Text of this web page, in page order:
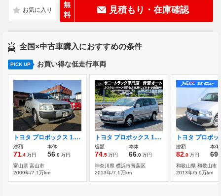
無
料
見積もり・在庫確認
全国×中古車購入におすすめの条件
PICK UP お買い得な低走行車両
トヨタ プロボックス 1.5 Fエクストラパッケージ
総額
71 .4万円
本体
56 .0万円
富山県 富山市
2009年/7.1万km
トヨタ プロボックス 1.5 Fエクストラパッケージ ナビ/地デジTV/バックカメラ/ETC/パワーウ
総額
74 .5万円
本体
66 .0万円
神奈川県 横浜市青葉区
2013年/7.1万km
総額
82 .0万円
本体
69
和歌山県 和歌山市
2013年/5.9万km